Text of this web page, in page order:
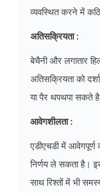
व्यवस्थित करने में
अतिसक्रियता :
बेचैनी और लगातार
अतिसक्रियता को
या पैर थपथपा सकते
आवेगशीलता :
एडीएचडी में आवेगपूर्ण
निर्णय ले सकता है।
साथ रिश्तों में भी